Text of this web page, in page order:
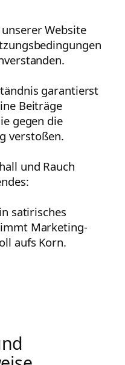
Website
garantierst
Beiträge
gegen die
verstoßen.
und Rauch
satirisches
Marketing-
aufs Korn.